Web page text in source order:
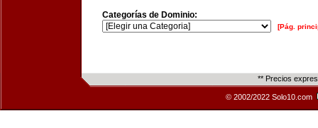
Categorías de Dominio:
[Pág.
** Precios
© 2002/2022 Solo10.com